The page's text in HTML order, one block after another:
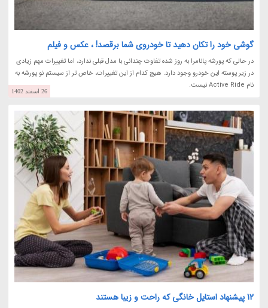
گوشی خود را تکان دهید تا خودروی شما برقصد! ، عکس و فیلم
در حالی که پورشه پانامرا به روز شده تفاوت چندانی با مدل قبلی ندارد، اما تغییرات مهم زیادی
در زیر پوسته این خودرو وجود دارد. هیچ کدام از این تغییرات، خاص تر از سیستم نو پورشه به
نام Active Ride نیست.
26 اسفند 1402
12 پیشنهاد استایل خانگی که راحت و زیبا هستند